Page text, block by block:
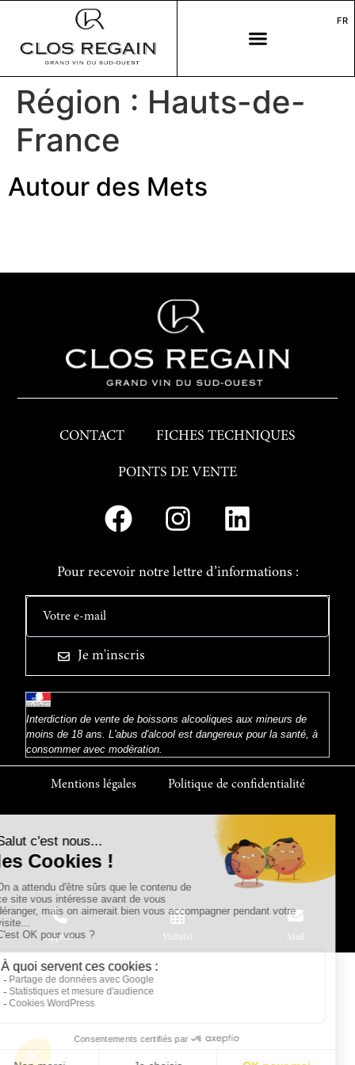
FR
Région : Hauts-de-
France
Autour des Mets
CONTACT FICHES TECHNIQUES
POINTS DE VENTE
Pour recevoir notre lettre d’informations :
Je m'inscris
Interdiction de vente de boissons alcooliques aux mineurs de
moins de 18 ans. L'abus d'alcool est dangereux pour la santé, à
consommer avec modération.
Mentions légales Politique de confidentialité
Appeler Visite(s) Mail